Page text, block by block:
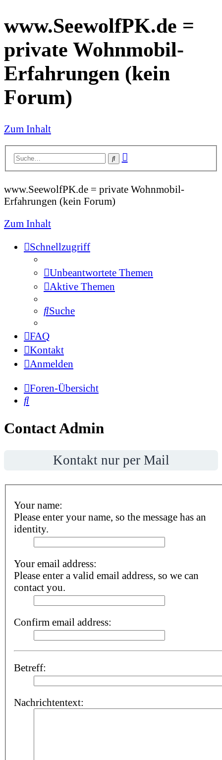
www.SeewolfPK.de =
private Wohnmobil-
Erfahrungen (kein
Forum)
Zum Inhalt
SucheErweiterte
www.SeewolfPK.de = private Wohnmobil-
Erfahrungen (kein Forum)
Zum Inhalt
Schnellzugriff
Unbeantwortete Themen
Aktive Themen
Suche
FAQ
Kontakt
Anmelden
Foren-Übersicht
Contact Admin
Kontakt nur per Mail
Your name:
Please enter your name, so the message has an
identity.
Your email address:
Please enter a valid email address, so we can
contact you.
Confirm email address:
Betreff:
Nachrichtentext: